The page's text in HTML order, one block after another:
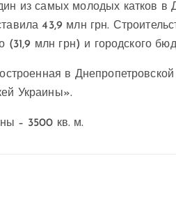
из самых молодых катков в
43,9 млн грн.
(31,9 млн грн) и городского
в
Украины».
– 3500 кв. м.